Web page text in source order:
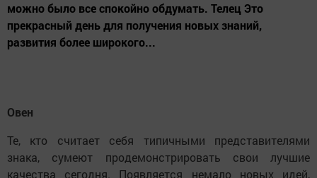
можно было все спокойно обдумать. Телец Это
прекрасный день для получения новых знаний,
развития более широкого...
Овен
Те, кто считает себя типичными представителями
знака, сумеют продемонстрировать свои лучшие
качества сегодня. Появляется немало новых идей,